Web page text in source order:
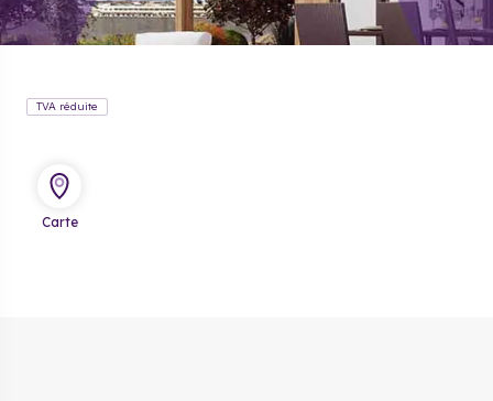
TVA réduite
Carte